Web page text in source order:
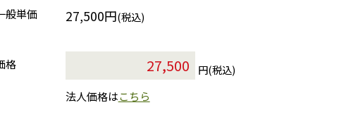
般単価
27,500円(税込)
格
円(税込)
法人価格はこちら